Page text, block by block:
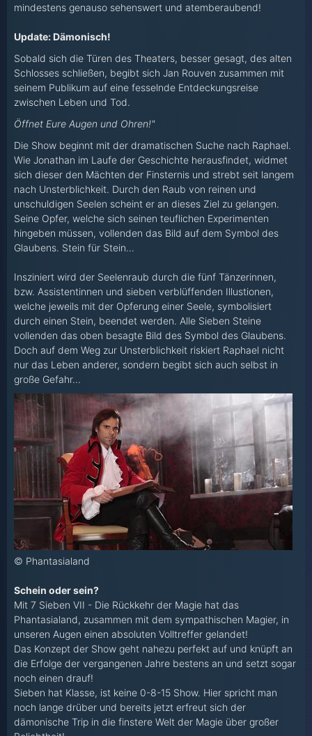
mindestens genauso sehenswert und atemberaubend!
Update:Dämonisch!
Sobald sich die Türen des Theaters, besser gesagt, des alten
Schlosses schließen, begibt sich Jan Rouven zusammen mit
seinem Publikum auf eine fesselnde Entdeckungsreise
zwischen Leben und Tod.
Öffnet Eure Augen und Ohren!"
Die Show beginnt mit der dramatischen Suche nach Raphael.
Wie Jonathan im Laufe der Geschichte herausfindet, widmet
sich dieser den Mächten der Finsternis und strebt seit langem
nach Unsterblichkeit. Durch den Raub von reinen und
unschuldigen Seelen scheint er an dieses Ziel zu gelangen.
Seine Opfer, welche sich seinen teuflichen Experimenten
hingeben müssen, vollenden das Bild auf dem Symbol des
Glaubens. Stein für Stein...
Insziniert wird der Seelenraub durch die fünf Tänzerinnen,
bzw. Assistentinnen und sieben verblüffenden Illustionen,
welche jeweils mit der Opferung einer Seele, symbolisiert
durch einen Stein, beendet werden. Alle Sieben Steine
vollenden das oben besagte Bild des Symbol des Glaubens.
Doch auf dem Weg zur Unsterblichkeit riskiert Raphael nicht
nur das Leben anderer, sondern begibt sich auch selbst in
große Gefahr...
© Phantasialand
Schein oder sein?
Mit 7 Sieben VII - Die Rückkehr der Magie hat das
Phantasialand, zusammen mit dem sympathischen Magier, in
unseren Augen einen absoluten Volltreffer gelandet!
Das Konzept der Show geht nahezu perfekt auf und knüpft an
die Erfolge der vergangenen Jahre bestens an und setzt sogar
noch einen drauf!
Sieben hat Klasse, ist keine 0-8-15 Show. Hier spricht man
noch lange drüber und bereits jetzt erfreut sich der
dämonische Trip in die finstere Welt der Magie über großer